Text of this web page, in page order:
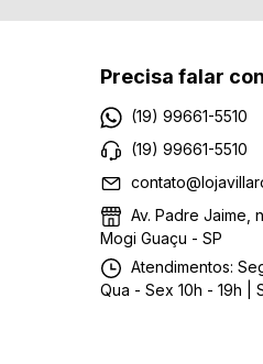
Precisa falar
(19) 99661-5510
(19) 99661-5510
Av. Padre Jaime,
Mogi Guaçu - SP
Atendimentos:
Qua - Sex 10h - 19h |